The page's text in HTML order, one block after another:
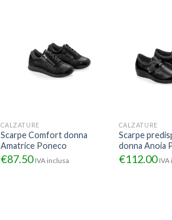
CALZATURE
Scarpe Comfort donna
Amatrice Poneco
€87.50 IVA inclusa
CALZATURE
Scarpe
donna Anoia
€112.00 IVA